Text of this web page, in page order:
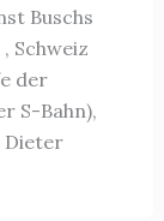
Buschs
Schweiz
der
S-Bahn),
Dieter